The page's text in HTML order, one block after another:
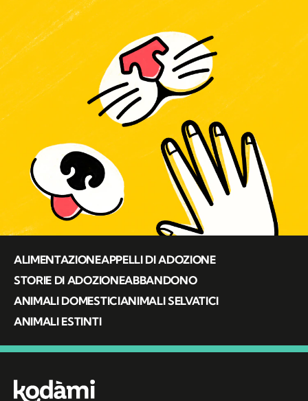
ALIMENTAZIONEAPPELLI DI ADOZIONE
STORIE DI ADOZIONEABBANDONO
ANIMALI DOMESTICIANIMALI SELVATICI
ANIMALI ESTINTI